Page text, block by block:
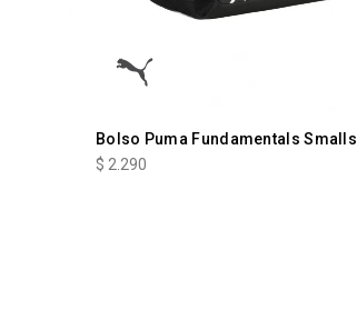
Bolso Puma Fundamentals Smalls
$ 2.290